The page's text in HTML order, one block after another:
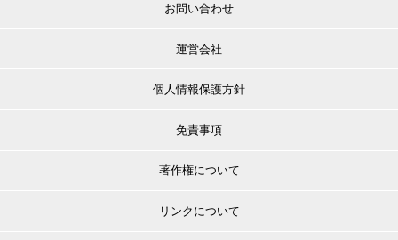
お問い合わせ
運営会社
個人情報保護方針
免責事項
著作権について
リンクについて